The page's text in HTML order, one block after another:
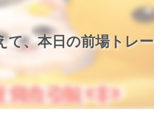
て、本日の前場トレー